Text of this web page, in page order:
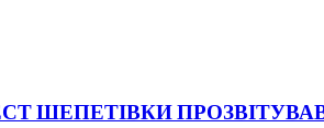
ШЕПЕТІВКИ